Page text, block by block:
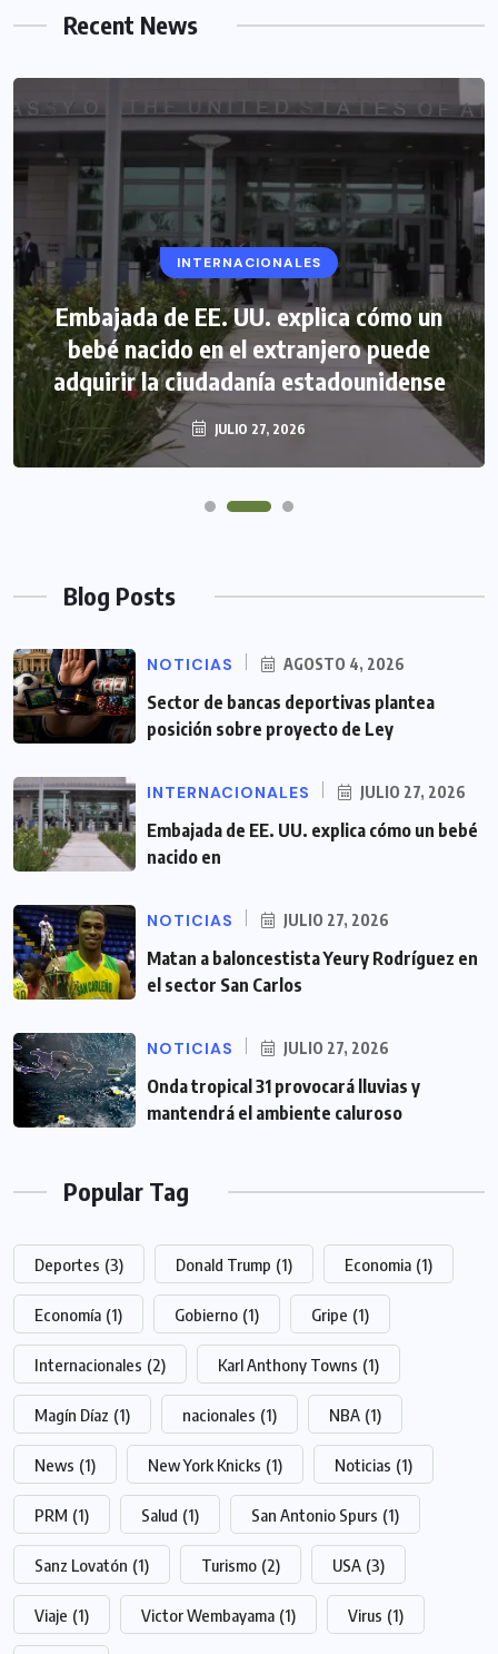
Recent News
INTERNACIONALES
Embajada de EE. UU. explica cómo un
bebé nacido en el extranjero puede
adquirir la ciudadanía estadounidense
JULIO 27, 2026
Blog Posts
NOTICIAS AGOSTO 4, 2026
Sector de bancas deportivas plantea
posición sobre proyecto de Ley
INTERNACIONALES JULIO 27, 2026
Embajada de EE. UU. explica cómo un bebé
nacido en
NOTICIAS JULIO 27, 2026
Matan a baloncestista Yeury Rodríguez en
el sector San Carlos
NOTICIAS JULIO 27, 2026
Onda tropical 31 provocará lluvias y
mantendrá el ambiente caluroso
Popular Tag
Deportes (3) Donald Trump (1) Economia (1)
Economía (1) Gobierno (1) Gripe (1)
Internacionales (2) Karl Anthony Towns (1)
Magín Díaz (1) nacionales (1) NBA (1)
News (1) New York Knicks (1) Noticias (1)
PRM (1) Salud (1) San Antonio Spurs (1)
Sanz Lovatón (1) Turismo (2) USA (3)
Viaje (1) Victor Wembayama (1) Virus (1)